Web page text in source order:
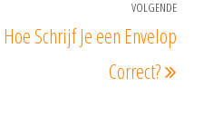
VOLGENDE
Hoe Schrijf Je een Envelop
Correct?